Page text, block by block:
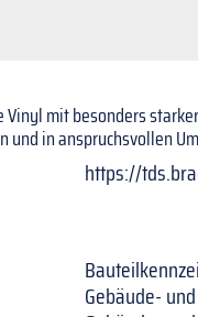
mit besonders
und in anspruchsvollen
https://
Gebäude-